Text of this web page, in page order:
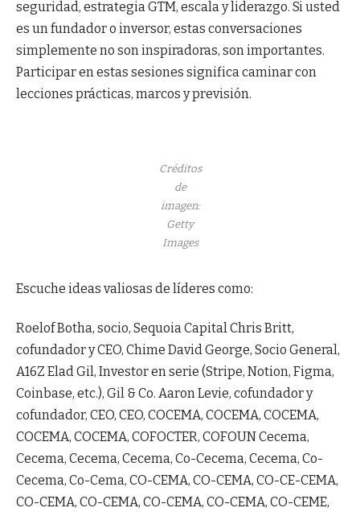
seguridad, estrategia GTM, escala y liderazgo. Si usted
es un fundador o inversor, estas conversaciones
simplemente no son inspiradoras, son importantes.
Participar en estas sesiones significa caminar con
lecciones prácticas, marcos y previsión.
Créditos
de
imagen:
Getty
Images
Escuche ideas valiosas de líderes como:
Roelof Botha, socio, Sequoia Capital Chris Britt,
cofundador y CEO, Chime David George, Socio General,
A16Z Elad Gil, Investor en serie (Stripe, Notion, Figma,
Coinbase, etc.), Gil & Co. Aaron Levie, cofundador y
cofundador, CEO, CEO, COCEMA, COCEMA, COCEMA,
COCEMA, COCEMA, COFOCTER, COFOUN Cecema,
Cecema, Cecema, Cecema, Co-Cecema, Cecema, Co-
Cecema, Co-Cema, CO-CEMA, CO-CEMA, CO-CE-CEMA,
CO-CEMA, CO-CEMA, CO-CEMA, CO-CEMA, CO-CEME,